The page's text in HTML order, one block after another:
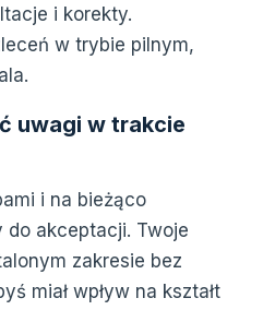
i korekty.
w trybie pilnym,
uwagi w trakcie
i na bieżąco
do akceptacji. Twoje
zakresie bez
miał wpływ na kształt